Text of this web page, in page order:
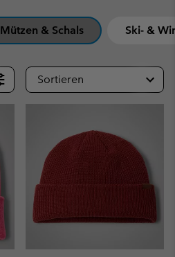
Mützen & Schals Ski- &
Sortieren